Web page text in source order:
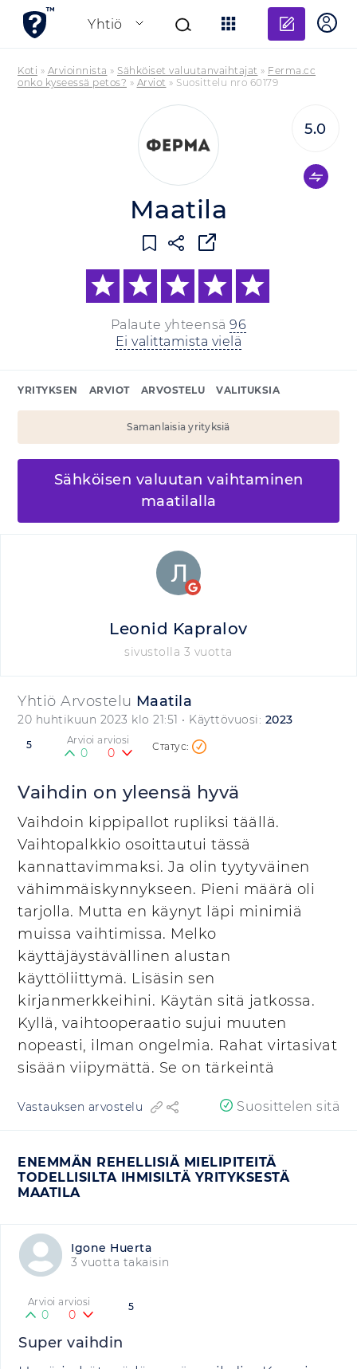
Yhtiö
Lisää
Koti » Arvioinnista » Sähköiset valuutanvaihtajat » Ferma.cc
onko kyseessä petos? » Arviot » Suosittelu nro 60179
Maatila
Palaute yhteensä 96
Ei valittamista vielä
5.0
YRITYKSEN ARVIOT ARVOSTELU VALITUKSIA
Samanlaisia yrityksiä
Sähköisen valuutan vaihtaminen
maatilalla
Yhtiö Arvostelu Maatila
20 huhtikuun 2023 klo 21:51 • Käyttövuosi: 2023
5 Arvioi arviosi
0 0
Vaihdin on yleensä hyvä
Vaihdoin kippipallot rupliksi täällä.
Vaihtopalkkio osoittautui tässä
kannattavimmaksi. Ja olin tyytyväinen
vähimmäiskynnykseen. Pieni määrä oli
tarjolla. Mutta en käynyt läpi minimiä
muissa vaihtimissa. Melko
käyttäjäystävällinen alustan
käyttöliittymä. Lisäsin sen
kirjanmerkkeihini. Käytän sitä jatkossa.
Kyllä, vaihtooperaatio sujui muuten
nopeasti, ilman ongelmia. Rahat virtasivat
sisään viipymättä. Se on tärkeintä
Vastauksen arvostelu Suosittelen sitä
ENEMMÄN REHELLISIÄ MIELIPITEITÄ
TODELLISILTA IHMISILTÄ YRITYKSESTÄ
MAATILA
Igone Huerta
3 vuotta takaisin
5
Arvioi arviosi
0 0
Super vaihdin
Leonid Kapralov
sivustolla 3 vuotta